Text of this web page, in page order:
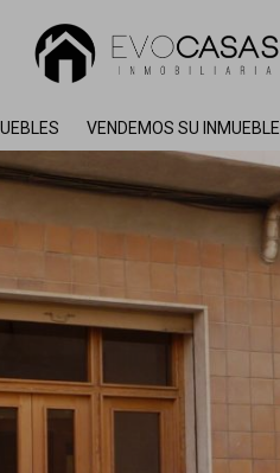
VENDEMOS SU INMUEBLE